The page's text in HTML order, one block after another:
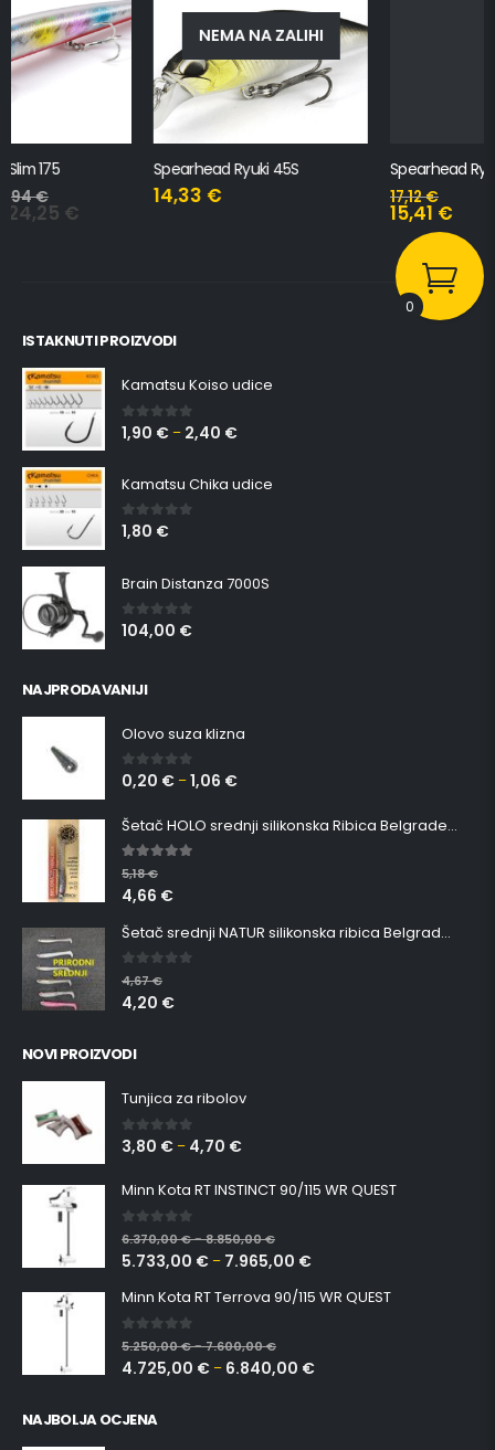
NEMA NA ZALIHI
Spearhead Ryuki 45S
14,33
Spearhead Ryuki 80S
ISTAKNUTI PROIZVODI
Kamatsu Koiso udice
0 out of 5
1,90 € – 2,40 €
Kamatsu Chika udice
0 out of 5
1,80 €
Brain Distanza 7000S
0out of 5
104,00 €
NAJPRODAVANIJI
Olovo suza klizna
0 out of 5
0,20 € –1,06 €
Šetač HOLO srednji silikonska Ribica Belgrade Walker
5.00out of 5
5,18€
4,66 €
Šetač srednji NATUR silikonska ribica Belgrade Walker
0 out of 5
4,67€
4,20 €
NOVI PROIZVODI
Tunjica za ribolov
0 out of 5
3,80 € – 4,70 €
Minn Kota RT INSTINCT 90/115 WR QUEST
0 out of 5
6.370,00€–8.850,00€
5.733,00 € – 7.965,00 €
Minn Kota RT Terrova 90/115 WR QUEST
0 out of 5
5.250,00€–7.600,00€
4.725,00 € – 6.840,00 €
NAJBOLJA OCJENA
0